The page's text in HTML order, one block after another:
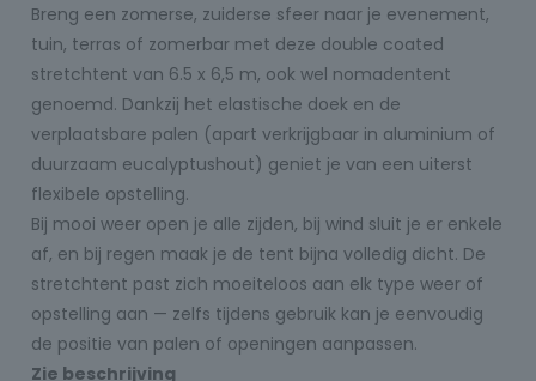
Breng een zomerse, zuiderse sfeer naar je evenement,
tuin, terras of zomerbar met deze double coated
stretchtent van 6.5 x 6,5 m, ook wel nomadentent
genoemd. Dankzij het elastische doek en de
verplaatsbare palen (apart verkrijgbaar in aluminium of
duurzaam eucalyptushout) geniet je van een uiterst
flexibele opstelling.
Bij mooi weer open je alle zijden, bij wind sluit je er enkele
af, en bij regen maak je de tent bijna volledig dicht. De
stretchtent past zich moeiteloos aan elk type weer of
opstelling aan — zelfs tijdens gebruik kan je eenvoudig
de positie van palen of openingen aanpassen.
Zie beschrijving